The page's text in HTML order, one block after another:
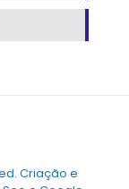
Criação e